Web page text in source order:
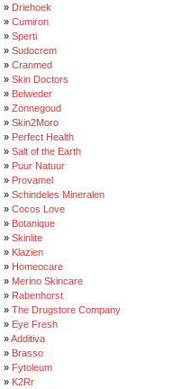
» Driehoek
» Cumiron
» Sperti
» Sudocrem
» Cranmed
» Skin Doctors
» Belweder
» Zonnegoud
» Skin2Moro
» Perfect Health
» Salt of the Earth
» Puur Natuur
» Provamel
» Schindeles Mineralen
» Cocos Love
» Botanique
» Skinlite
» Klazien
» Homeocare
» Merino Skincare
» Rabenhorst
» The Drugstore Company
» Eye Fresh
»Additiva
» Brasso
» Fytoleum
» K2Rr